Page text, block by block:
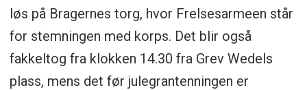
løs på Bragernes torg, hvor Frelsesarmeen står
for stemningen med korps. Det blir også
fakkeltog fra klokken 14.30 fra Grev Wedels
plass, mens det før julegrantenningen er